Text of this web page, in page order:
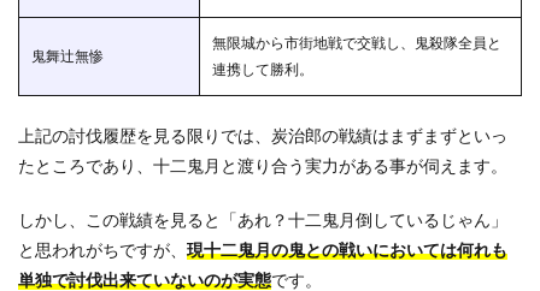
鬼舞辻無惨
無限城から市街地戦で交戦し、鬼殺隊全員と
連携して勝利。
上記の討伐履歴を見る限りでは、炭治郎の戦績はまずまずといっ
たところであり、十二鬼月と渡り合う実力がある事が伺えます。
しかし、この戦績を見ると「あれ？十二鬼月倒しているじゃん」
と思われがちですが、 現十二鬼月の鬼との戦いにおいては何れも
単独で討伐出来ていないのが実態です。